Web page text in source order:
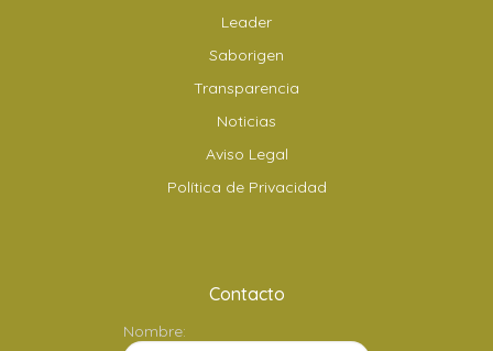
Leader
Saborigen
Transparencia
Noticias
Aviso Legal
Política de Privacidad
Contacto
Nombre: